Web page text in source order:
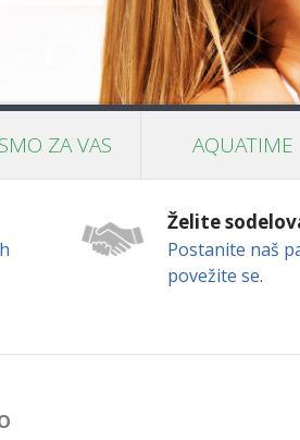
AQUATIME
Želite
Postanite naš
povežite se